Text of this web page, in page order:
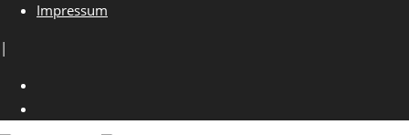
Impressum
|